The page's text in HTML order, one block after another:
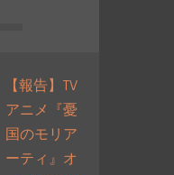
【報告】TV
アニメ『憂
国のモリア
ーティ』オ